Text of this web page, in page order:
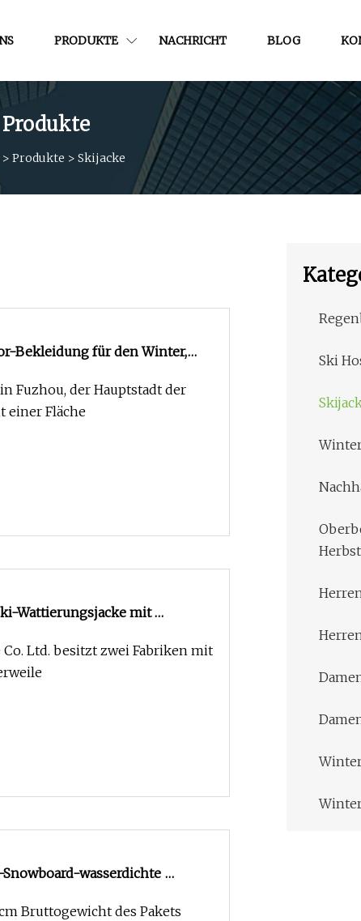
PRODUKTE NACHRICHT BLOG
Produkte
> Produkte > Skijacke
Bekleidung für den Winter,
Fuzhou, der Hauptstadt der
einer Fläche
Wattierungsjacke mit
Ltd. besitzt zwei Fabriken mit
Und mittlerweile
wasserdichte
Bruttogewicht des Pakets
Ski
Herbst